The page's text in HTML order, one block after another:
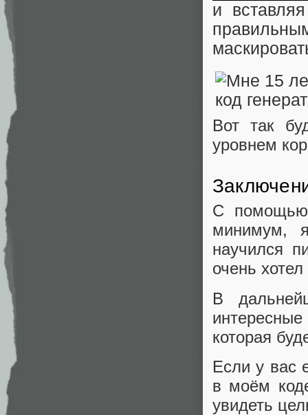
и
Вот так
уровнем
С помощью
минимум,
научился
очень
В
которая
Если у вас
в моём
увидеть